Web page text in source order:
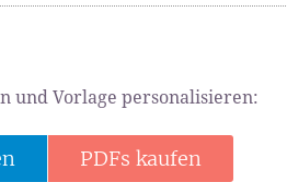
und Vorlage personalisieren:
PDFs kaufen